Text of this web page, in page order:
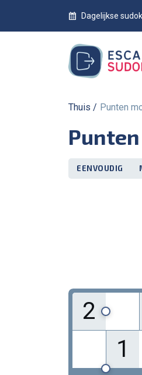
Dagelijkse
Thuis Punten
EENVOUDIG
2
1